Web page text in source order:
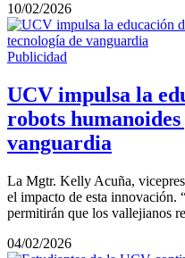
10/02/2026
Publicidad
UCV impulsa la
robots
vanguardia
La Mgtr. Kelly Acuña,
el impacto de esta innovación.
permitirán que los vallejianos
04/02/2026